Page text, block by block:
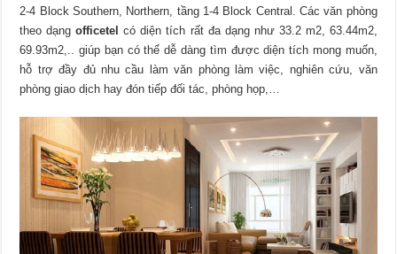
2-4 Block Southern, Northern, tầng 1-4 Block Central. Các văn phòng
theo dạngofficetel có diện tích rất đa dạng như 33.2 m2, 63.44m2,
69.93m2,.. giúp bạn có thể dễ dàng tìm được diện tích mong muốn,
hỗ trợ đầy đủ nhu cầu làm văn phòng làm việc, nghiên cứu, văn
phòng giao dịch hay đón tiếp đối tác, phòng họp,…